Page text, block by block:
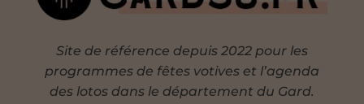
Site de référence depuis 2022 pour les
programmes de fêtes votives et l’agenda
des lotos dans le département du Gard.